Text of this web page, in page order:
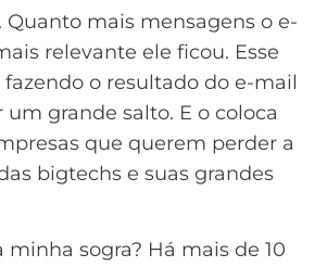
Quanto mais mensagens o e-
relevante ele ficou. Esse
fazendo o resultado do e-mail
grande salto. E o coloca
que querem perder a
bigtechs e suas grandes
minha sogra? Há mais de 10